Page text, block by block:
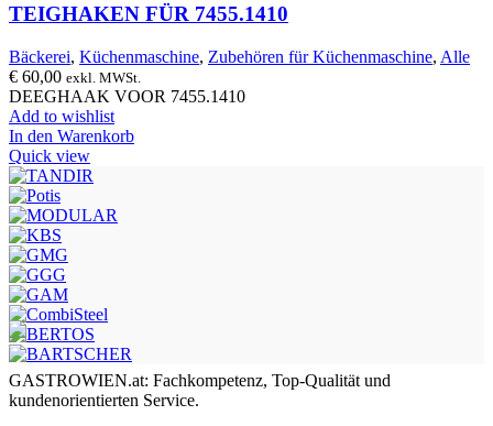
TEIGHAKEN FÜR 7455.1410
Bäckerei, Küchenmaschine, Zubehören für Küchenmaschine, Alle
€ 60,00 exkl. MWSt.
DEEGHAAK VOOR 7455.1410
Add to wishlist
In den Warenkorb
Quick view
GASTROWIEN.at: Fachkompetenz, Top-Qualität und
kundenorientierten Service.